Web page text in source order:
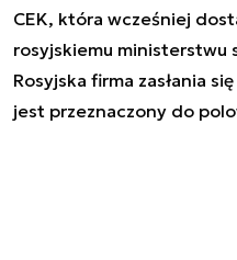
CEK, która wcześniej
rosyjskiemu ministerstwu
Rosyjska firma zasłania
jest przeznaczony do